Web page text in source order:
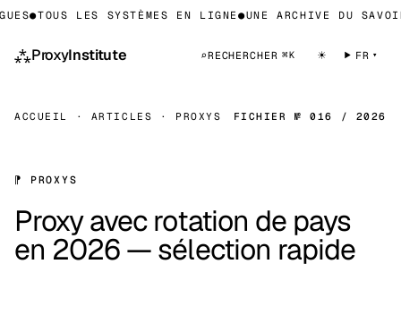
●TOUS LES SYSTÈMES EN LIGNE●UNE ARCHIVE DU SAVOIR
⁂ProxyInstitute ⌕RECHERCHER ⌘K ☀ FR
ACCUEIL · ARTICLES · PROXYS FICHIER № 016 / 2026
⁋ PROXYS
Proxy avec rotation de pays
en 2026 — sélection rapide